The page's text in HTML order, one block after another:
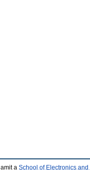
amit a School of Electronics